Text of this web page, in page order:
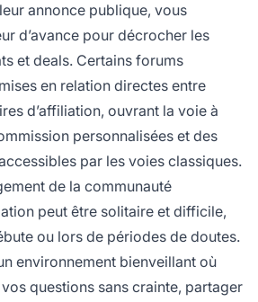
annonce publique, vous
d’avance pour décrocher les
et deals. Certains forums
en relation directes entre
d’affiliation, ouvrant la voie à
personnalisées et des
par les voies classiques.
de la communauté
peut être solitaire et difficile,
ou lors de périodes de doutes.
environnement bienveillant où
questions sans crainte, partager